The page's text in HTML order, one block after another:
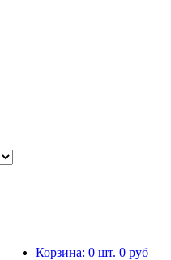
Корзина: 0 шт. 0 руб